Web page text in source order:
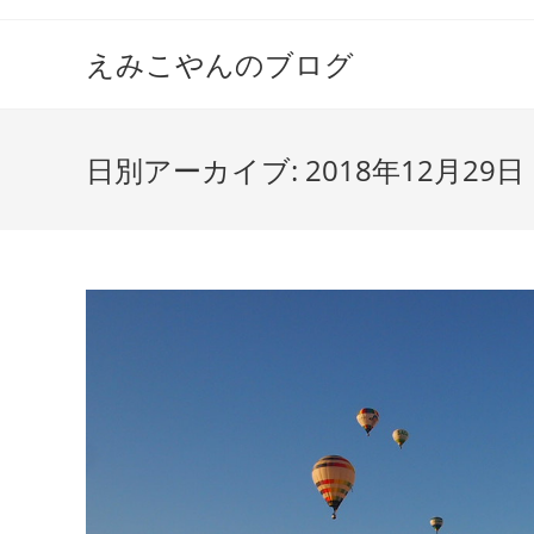
えみこやんのブログ
日別アーカイブ: 2018年12月29日